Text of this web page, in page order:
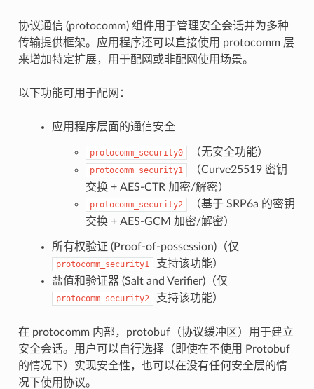
协议通信 (protocomm) 组件用于管理安全会话并为多种
传输提供框架。应用程序还可以直接使用 protocomm 层
来增加特定扩展，用于配网或非配网使用场景。
以下功能可用于配网：
应用程序层面的通信安全
protocomm_security0 （无安全功能）
protocomm_security1
（Curve25519 密钥
交换 + AES-CTR 加密/解密）
protocomm_security2
（基于 SRP6a 的密钥
交换 + AES-GCM 加密/解密）
所有权验证 (Proof-of-possession)（仅
protocomm_security1
支持该功能）
盐值和验证器 (Salt and Verifier)（仅
protocomm_security2 支持该功能）
在 protocomm 内部，protobuf（协议缓冲区）用于建立
安全会话。用户可以自行选择（即使在不使用 Protobuf
的情况下）实现安全性，也可以在没有任何安全层的情
况下使用协议。